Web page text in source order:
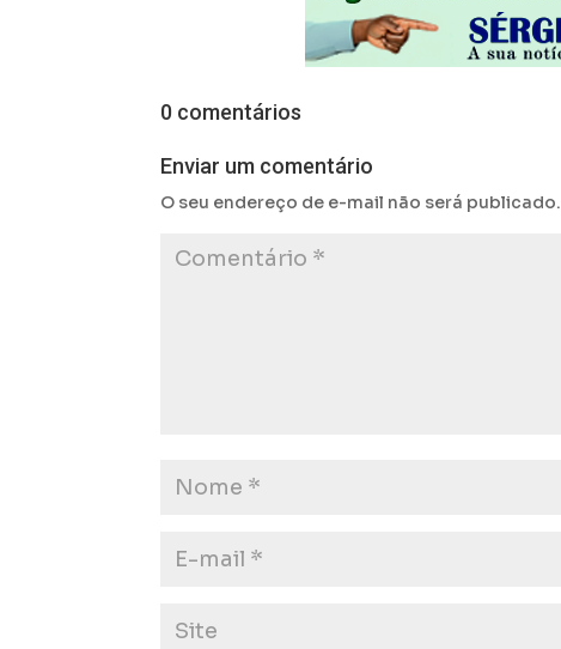
0 comentários
Enviar um comentário
O seu endereço de e-mail não será publicado.